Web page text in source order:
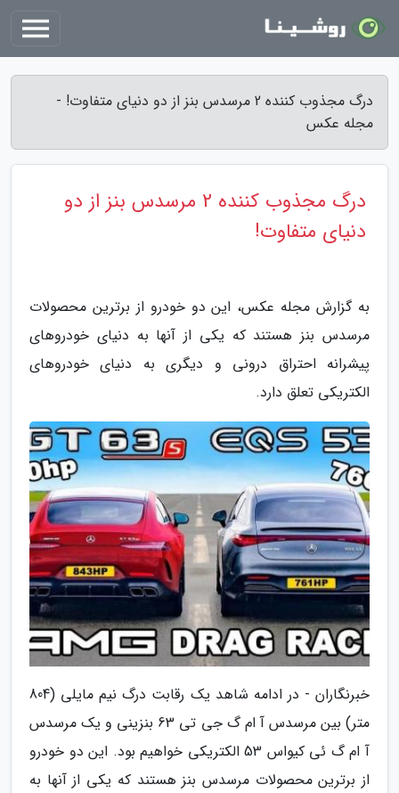
درگ مجذوب کننده 2 مرسدس بنز از دو دنیای متفاوت! -
مجله عکس
درگ مجذوب کننده 2 مرسدس بنز از دو
دنیای متفاوت!
به گزارش مجله عکس، این دو خودرو از برترین محصولات
مرسدس بنز هستند که یکی از آنها به دنیای خودروهای
پیشرانه احتراق درونی و دیگری به دنیای خودروهای
الکتریکی تعلق دارد.
خبرنگاران - در ادامه شاهد یک رقابت درگ نیم مایلی (804
متر) بین مرسدس آ ام گ جی تی 63 بنزینی و یک مرسدس
آ ام گ ئی کیواس 53 الکتریکی خواهیم بود. این دو خودرو
از برترین محصولات مرسدس بنز هستند که یکی از آنها به